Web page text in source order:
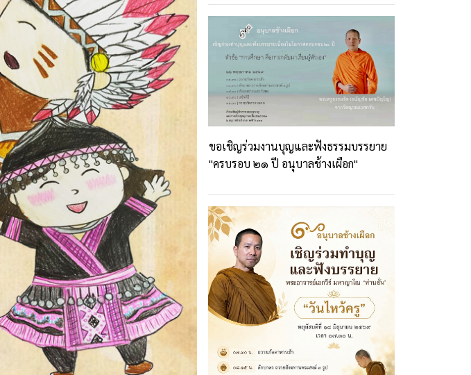
ขอเชิญร่วมงานบุญและฟังธรรมบรรยาย
"ครบรอบ ๒๑ ปี อนุบาลช้างเผือก"